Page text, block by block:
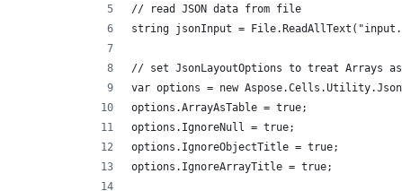
// read JSON data from file
string jsonInput =
// set JsonLayoutOptions to treat Arrays
var options = new
options.ArrayAsTable = true;
options.IgnoreNull = true;
options.IgnoreObjectTitle = true;
options.IgnoreArrayTitle = true;